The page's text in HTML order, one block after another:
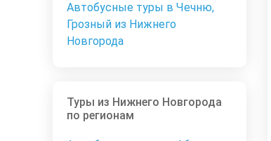
Автобусные туры в Чечню,
Грозный из Нижнего
Новгорода
Туры из Нижнего Новгорода
по регионам